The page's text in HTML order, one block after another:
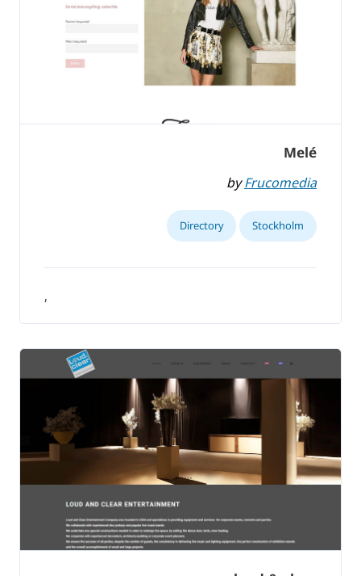
Melé
byFrucomedia
Stockholm
Directory
,